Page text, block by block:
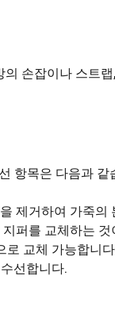
손잡이나 스트
항목은 다음과 같
제거하여 가죽의
퍼를 교체하는
로 교체 가능합니
선합니다.